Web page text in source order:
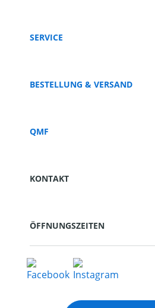
SERVICE
BESTELLUNG & VERSAND
QMF
KONTAKT
ÖFFNUNGSZEITEN